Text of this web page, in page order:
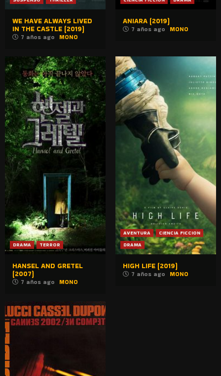
WE HAVE ALWAYS LIVED
IN THE CASTLE (2019)
7 años ago MONO
ANIARA (2019)
7 años ago MONO
DRAMA TERROR
HANSEL AND GRETEL
(2007)
7 años ago MONO
AVENTURA
CIENCIA FICCION
DRAMA
HIGH LIFE (2019)
7 años ago MONO